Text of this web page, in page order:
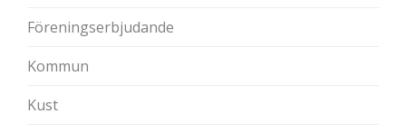
Föreningserbjudande
Kommun
Kust